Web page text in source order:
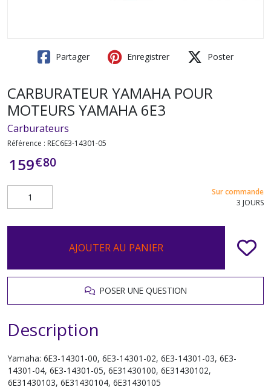
Partager Enregistrer Poster
CARBURATEUR YAMAHA POUR
MOTEURS YAMAHA 6E3
Carburateurs
Référence : REC6E3-14301-05
159€80
Sur commande
3 JOURS
AJOUTER AU PANIER
POSER UNE QUESTION
Description
Yamaha: 6E3-14301-00, 6E3-14301-02, 6E3-14301-03, 6E3-
14301-04, 6E3-14301-05, 6E31430100, 6E31430102,
6E31430103, 6E31430104, 6E31430105